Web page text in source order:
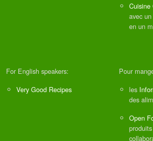
Cuisine
avec
en un
For English speakers:
Very Good Recipes
Pour
les
des
Open